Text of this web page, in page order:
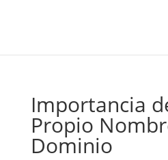
Importancia
Propio
Dominio